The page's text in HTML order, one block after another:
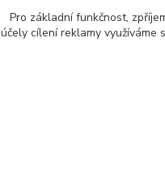
Pro základní funkčnost,
účely cílení reklamy využíváme